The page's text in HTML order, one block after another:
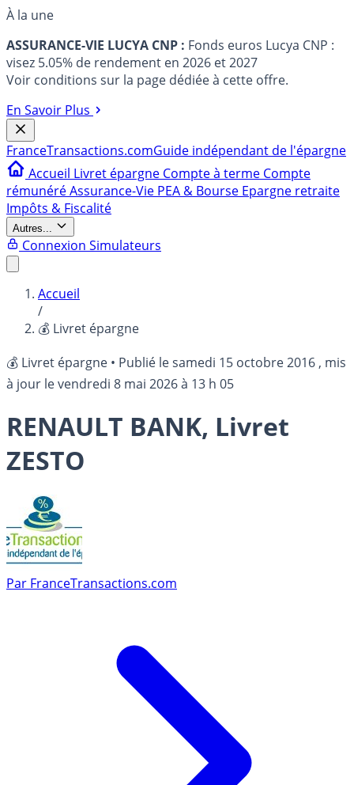
À la une
ASSURANCE-VIE LUCYA CNP : Fonds euros Lucya CNP :
visez 5.05% de rendement en 2026 et 2027
Voir conditions sur la page dédiée à cette offre.
En Savoir Plus
FranceTransactions.comGuide indépendant de l'épargne
Accueil Livret épargne Compte à terme Compte
rémunéréAssurance-Vie PEA & Bourse Epargne retraite
Impôts & Fiscalité
Autres...
Connexion Simulateurs
Accueil
/
💰 Livret épargne
💰 Livret épargne • Publié lesamedi 15 octobre 2016 , mis
à jour levendredi 8 mai 2026 à 13 h 05
RENAULT BANK, Livret
ZESTO
Par FranceTransactions.com